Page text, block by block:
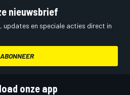
nieuwsbrief
updates en speciale acties direct in
ABONNEER
onze app